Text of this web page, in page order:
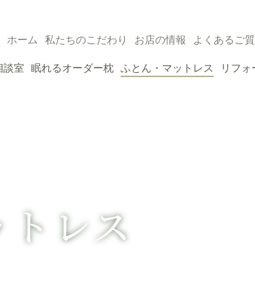
ホーム 私たちのこだわり お店の情報 よくあるご
談室 眠れるオーダー枕 ふとん・マットレス リフ
レス